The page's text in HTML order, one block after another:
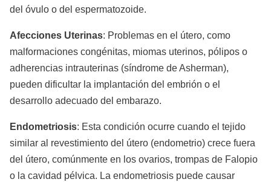
del óvulo o del espermatozoide.
Afecciones Uterinas: Problemas en el útero, como
malformaciones congénitas, miomas uterinos, pólipos o
adherencias intrauterinas (síndrome de Asherman),
pueden dificultar la implantación del embrión o el
desarrollo adecuado del embarazo.
Endometriosis: Esta condición ocurre cuando el tejido
similar al revestimiento del útero (endometrio) crece fuera
del útero, comúnmente en los ovarios, trompas de Falopio
o la cavidad pélvica. La endometriosis puede causar